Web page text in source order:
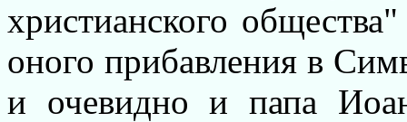
христианского
оного прибавления в
и очевидно и папа